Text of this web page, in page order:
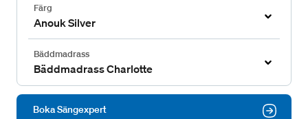
Färg
Anouk Silver
Bäddmadrass
Bäddmadrass Charlotte
Boka Sängexpert